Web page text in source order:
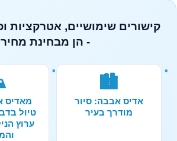
קישורים שימושיים, אטרקציות
- הן מבחינת מחיר
🏙️
אדיס אבבה: סיור
מודרך בעיר
מאדיס
טיול
ערוץ